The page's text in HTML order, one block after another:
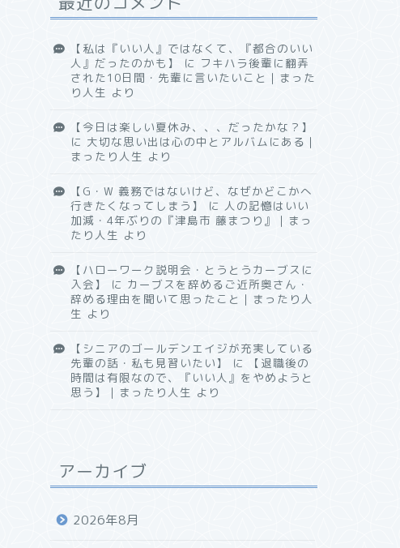
【私は『いい人』ではなくて、『都合のいい
人』だったのかも】
に フキハラ後輩に翻弄
された10日間・先輩に言いたいこと｜まった
り人生 より
【今日は楽しい夏休み、、、だったかな？】
に 大切な思い出は心の中とアルバムにある｜
まったり人生 より
【G・W 義務ではないけど、なぜかどこかへ
行きたくなってしまう】
に 人の記憶はいい
加減・4年ぶりの『津島市 藤まつり』｜まっ
たり人生 より
【ハローワーク説明会・とうとうカーブスに
入会】
に カーブスを辞めるご近所奥さん・
辞める理由を聞いて思ったこと｜まったり人
生 より
【シニアのゴールデンエイジが充実している
先輩の話・私も見習いたい】
に
【退職後の
時間は有限なので、『いい人』をやめようと
思う】｜まったり人生 より
アーカイブ
2026年8月